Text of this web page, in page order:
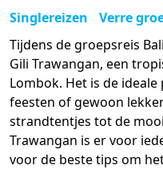
Singlereizen Verre
Tijdens de groepsreis
Gili Trawangan, een
Lombok. Het is de
feesten of gewoon
strandtentjes tot de
Trawangan is er voor
voor de beste tips om